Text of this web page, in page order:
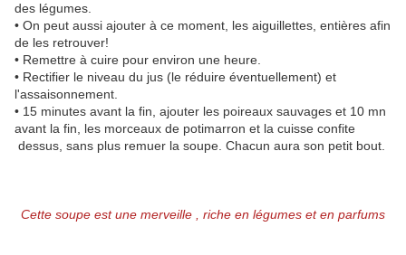
des légumes.
• On peut aussi ajouter à ce moment, les aiguillettes, entières afin
de les retrouver!
• Remettre à cuire pour environ une heure.
• Rectifier le niveau du jus (le réduire éventuellement) et
l'assaisonnement.
• 15 minutes avant la fin, ajouter les poireaux sauvages et 10 mn
avant la fin, les morceaux de potimarron et la cuisse confite
dessus, sans plus remuer la soupe. Chacun aura son petit bout.
Cette soupe est une merveille , riche en légumes et en parfums